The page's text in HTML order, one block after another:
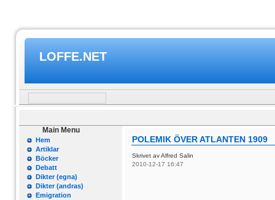
LOFFE.NET
Main Menu
Hem
Artiklar
Böcker
Debatt
Dikter (egna)
Dikter (andras)
Emigration
POLEMIK ÖVER ATLANTEN 1909
Skrivet av Alfred Salin
2010-12-17 16:47